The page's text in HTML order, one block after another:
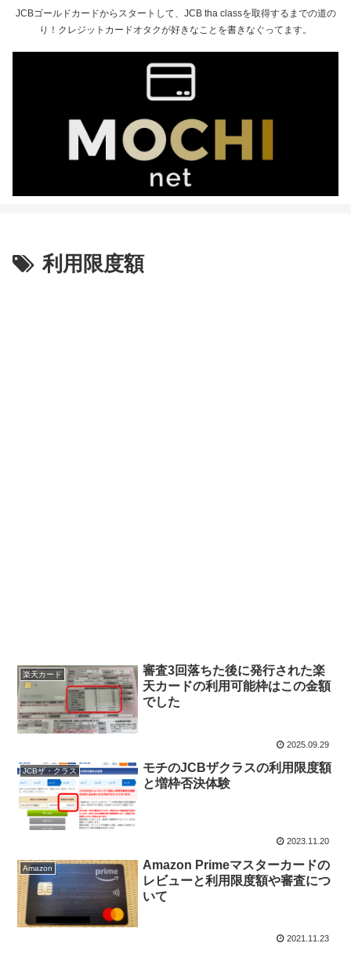
JCBゴールドカードからスタートして、JCB tha classを取得するまでの道の
り！クレジットカードオタクが好きなことを書きなぐってます。
利用限度額
楽天カード
審査3回落ちた後に発行された楽
天カードの利用可能枠はこの金額
でした
2025.09.29
JCBザ・クラス
モチのJCBザクラスの利用限度額
と増枠否決体験
2023.11.20
Amazon
Amazon Primeマスターカードの
レビューと利用限度額や審査につ
いて
2021.11.23